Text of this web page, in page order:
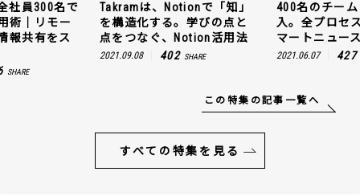
社員300名で
術｜リモー
報共有をス
SHARE
Takramは、Notionで「知」
を構造化する。学びの点と
点をつなぐ、Notion活用法
2021.09.08 402 SHARE
400名のチー
入。全プロセ
マートニュー
2021.06.07 427
この特集の記事一覧へ
すべての特集を見る